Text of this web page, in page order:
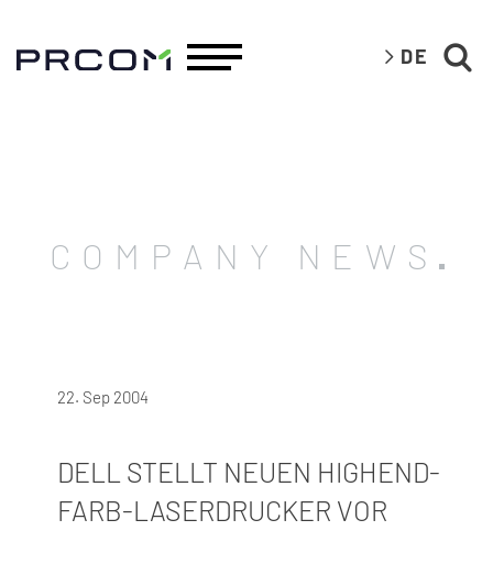
DE
COMPANY NEWS
22. Sep 2004
DELL STELLT NEUEN HIGHEND-
FARB-LASERDRUCKER VOR